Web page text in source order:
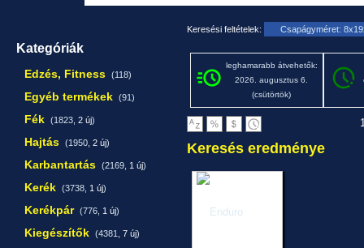
Kategóriák
Edzés, Fitness (118)
Egyéb termékek (91)
Fék (1823, 2 új)
Hajtás (1950, 2 új)
Karbantartás (2169, 1 új)
Kerék (3738, 1 új)
Kerékpár (776, 1 új)
Kiegészítők (4381, 7 új)
Keresési feltételek: Csapágyméret:
leghamarabb átvehetők:
2026. augusztus 6.
(csütörtök)
Keresés eredménye